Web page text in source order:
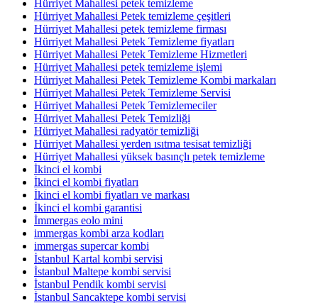
Hürriyet Mahallesi petek temizleme
Hürriyet Mahallesi Petek temizleme çeşitleri
Hürriyet Mahallesi petek temizleme firması
Hürriyet Mahallesi Petek Temizleme fiyatları
Hürriyet Mahallesi Petek Temizleme Hizmetleri
Hürriyet Mahallesi petek temizleme işlemi
Hürriyet Mahallesi Petek Temizleme Kombi markaları
Hürriyet Mahallesi Petek Temizleme Servisi
Hürriyet Mahallesi Petek Temizlemeciler
Hürriyet Mahallesi Petek Temizliği
Hürriyet Mahallesi radyatör temizliği
Hürriyet Mahallesi yerden ısıtma tesisat temizliği
Hürriyet Mahallesi yüksek basınçlı petek temizleme
İkinci el kombi
İkinci el kombi fiyatları
İkinci el kombi fiyatları ve markası
İkinci el kombi garantisi
İmmergas eolo mini
immergas kombi arza kodları
immergas supercar kombi
İstanbul Kartal kombi servisi
İstanbul Maltepe kombi servisi
İstanbul Pendik kombi servisi
İstanbul Sancaktepe kombi servisi